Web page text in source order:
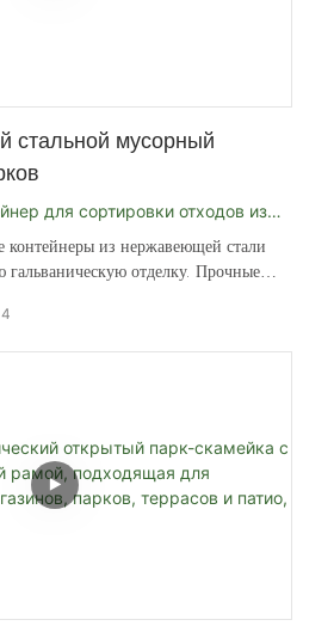
стальной мусорный
для сортировки отходов из
контейнеры из нержавеющей стали
гальваническую отделку. Прочные